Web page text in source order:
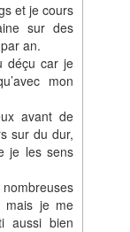
et je cours
sur des
an.
déçu car je
mon
avant de
sur du dur,
je les sens
mais je me
aussi bien